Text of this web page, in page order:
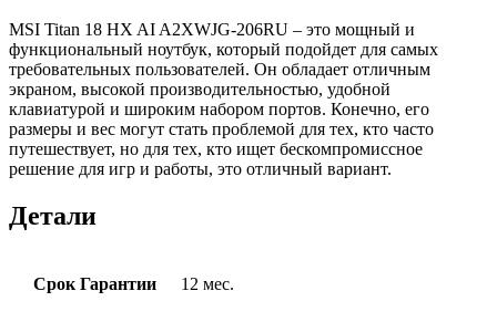
MSI Titan 18 HX AI A2XWJG-206RU – это мощный и
функциональный ноутбук, который подойдет для самых
требовательных пользователей. Он обладает отличным
экраном, высокой производительностью, удобной
клавиатурой и широким набором портов. Конечно, его
размеры и вес могут стать проблемой для тех, кто часто
путешествует, но для тех, кто ищет бескомпромиссное
решение для игр и работы, это отличный вариант.
Детали
Срок Гарантии 12 мес.